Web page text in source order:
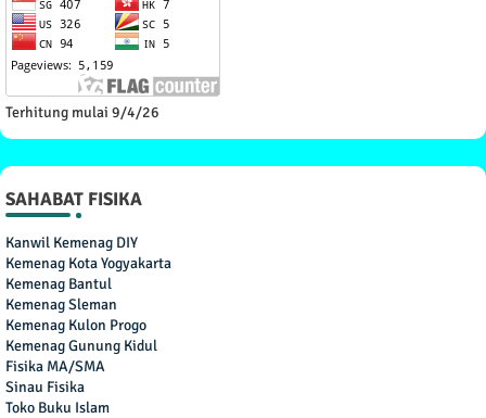
Terhitung mulai 9/4/26
SAHABAT FISIKA
Kanwil Kemenag DIY
Kemenag Kota Yogyakarta
Kemenag Bantul
Kemenag Sleman
Kemenag Kulon Progo
Kemenag Gunung Kidul
Fisika MA/SMA
Sinau Fisika
Toko Buku Islam